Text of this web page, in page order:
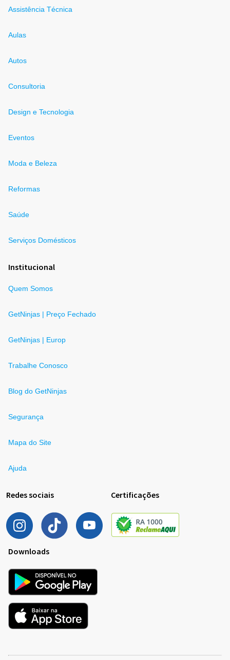
Assistência Técnica
Aulas
Autos
Consultoria
Design e Tecnologia
Eventos
Moda e Beleza
Reformas
Saúde
Serviços Domésticos
Institucional
Quem Somos
GetNinjas | Preço Fechado
GetNinjas | Europ
Trabalhe Conosco
Blog do GetNinjas
Segurança
Mapa do Site
Ajuda
Redes sociais Certificações
Downloads